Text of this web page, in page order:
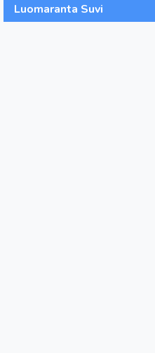
Luomaranta Suvi